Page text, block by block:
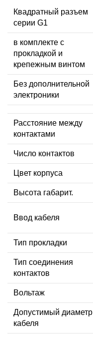
Квадратный разъем
серии G1
в комплекте с
прокладкой и
крепежным винтом
Без дополнительной
электроники
Расстояние между
контактами
Число контактов
Цвет корпуса
Высота габарит.
Ввод кабеля
Тип прокладки
Тип соединения
контактов
Вольтаж
Допустимый диаметр
кабеля